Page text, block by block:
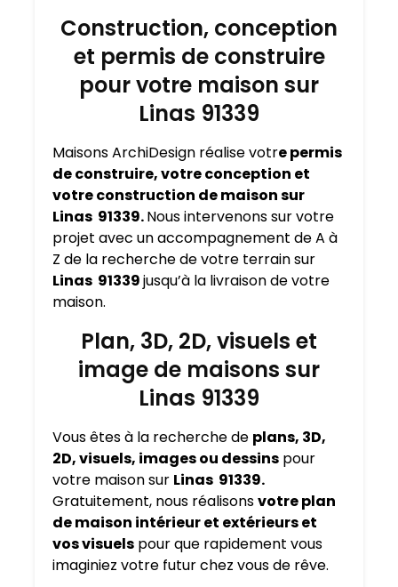
Construction, conception
et permis de construire
pour votre maison sur
Linas 91339
Maisons ArchiDesign réalise votre permis
de construire, votre conception et
votre construction de maison sur
Linas 91339.Nous intervenons sur votre
projet avec un accompagnement de A à
Z de la recherche de votre terrain sur
Linas 91339jusqu’à la livraison de votre
maison.
Plan, 3D, 2D, visuels et
image de maisons sur
Linas 91339
Vous êtes à la recherche de plans, 3D,
2D, visuels, images ou dessins pour
votre maison sur Linas 91339.
Gratuitement, nous réalisonsvotre plan
de maison intérieur et extérieurs et
vos visuels pour que rapidement vous
imaginiez votre futur chez vous de rêve.